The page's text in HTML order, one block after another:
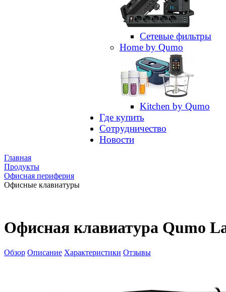
Сетевые фильтры
Home by Qumo
Kitchen by Qumo
Где купить
Сотрудничество
Новости
Главная
Продукты
Офисная периферия
Офисные клавиатуры
Офисная клавиатура Qumo
Обзор Описание Характеристики Отзывы